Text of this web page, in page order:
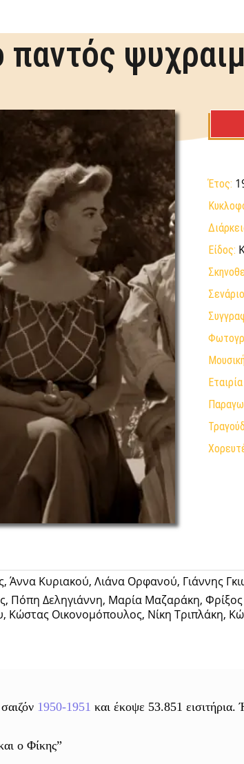
παντός
Έτος:
Είδος:
Κυριακού, Λιάνα Ορφανού, Γιάννης
Πόπη Δεληγιάννη, Μαρία Μαζαράκη,
Οικονομόπουλος, Νίκη Τριπλάκη,
1950-1951 και έκοψε 53.851
ο Φίκης”